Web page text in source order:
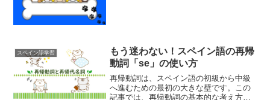
スペイン語学習
もう迷わない！スペイン語の再帰
動詞「se」の使い方
再帰動詞は、スペイン語の初級から中級
へ進むための最初の大きな壁です。この
記事では、再帰動詞の基本的な考え方か